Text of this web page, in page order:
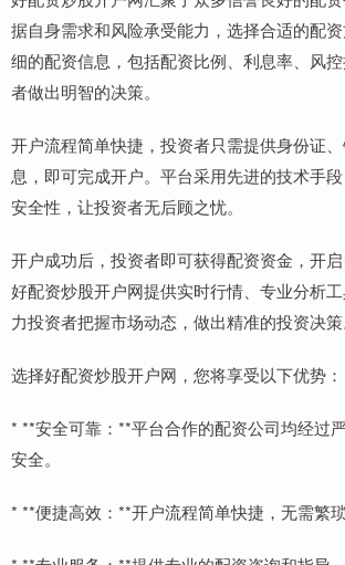
据自身需求和风险承受能力，选择合适的配
细的配资信息，包括配资比例、利息率、风
者做出明智的决策。
开户流程简单快捷，投资者只需提供身份证
息，即可完成开户。平台采用先进的技术手
安全性，让投资者无后顾之忧。
开户成功后，投资者即可获得配资资金，开启
好配资炒股开户网提供实时行情、专业分析
力投资者把握市场动态，做出精准的投资决策
选择好配资炒股开户网，您将享受以下优势：
* **安全可靠：**平台合作的配资公司均经过
安全。
* **便捷高效：**开户流程简单快捷，无需繁琐